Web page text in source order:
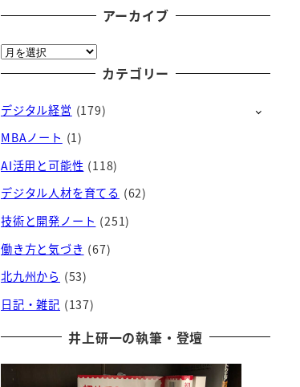
アーカイブ
ア
ー
イ
ブ
カテゴリー
デジタル経営 (179)
MBAノート (1)
AI活用と可能性 (118)
デジタル人材を育てる (62)
技術と開発ノート (251)
働き方と気づき (67)
北九州から (53)
日記・雑記 (137)
井上研一の執筆・登壇